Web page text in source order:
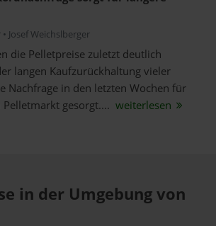
• Josef Weichslberger
die Pelletpreise zuletzt deutlich
langen Kaufzurückhaltung vieler
Nachfrage in den letzten Wochen für
gesorgt.... weiterlesen
in der Umgebung von